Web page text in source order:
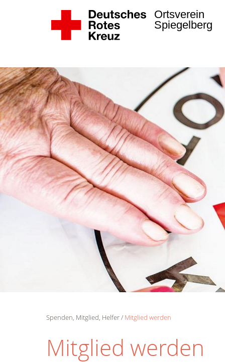
Ortsverein
Spiegelberg
Spenden, Mitglied, Helfer Mitglied werden
Mitglied werden